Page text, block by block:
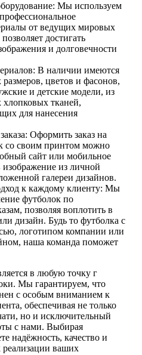
Мы используем
от ведущих мировых
достигать
и долговечности
В наличии имеются
цветов и фасонов,
и детские модели, из
хлопковых тканей,
для нанесения
Оформить заказ на
со своим принтом можно
сайт или мобильное
из личной
галереи дизайнов.
к каждому клиенту: Мы
футболок по
позволяя воплотить в
дизайн. Будь то футболка с
логотипом компании или
наша команда поможет
в любую точку г
Мы гарантируем, что
с особым вниманием к
обеспечивая не только
но и исключительный
с нами. Выбирая
надёжность, качество и
ваших